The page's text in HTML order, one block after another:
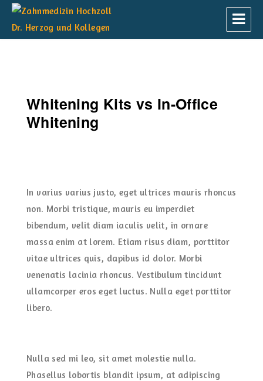
Whitening Kits vs In-Office
Whitening
In varius varius justo, eget ultrices mauris rhoncus
non. Morbi tristique, mauris eu imperdiet
bibendum, velit diam iaculis velit, in ornare
massa enim at lorem. Etiam risus diam, porttitor
vitae ultrices quis, dapibus id dolor. Morbi
venenatis lacinia rhoncus. Vestibulum tincidunt
ullamcorper eros eget luctus. Nulla eget porttitor
libero.
Nulla sed mi leo, sit amet molestie nulla.
Phasellus lobortis blandit ipsum, at adipiscing